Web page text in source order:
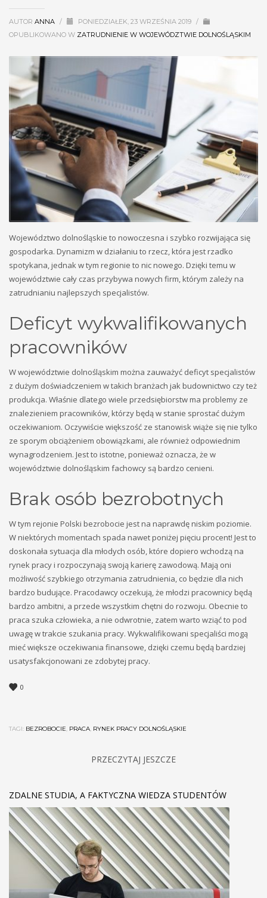
AUTOR ANNA / PONIEDZIAŁEK, 23 WRZEŚNIA 2019 /
OPUBLIKOWANO W ZATRUDNIENIE W WOJEWÓDZTWIE DOLNOŚLĄSKIM
Województwo dolnośląskie to nowoczesna i szybko rozwijająca się
gospodarka. Dynamizm w działaniu to rzecz, która jest rzadko
spotykana, jednak w tym regionie to nic nowego. Dzięki temu w
województwie cały czas przybywa nowych firm, którym zależy na
zatrudnianiu najlepszych specjalistów.
Deficyt wykwalifikowanych
pracowników
W województwie dolnośląskim można zauważyć deficyt specjalistów
z dużym doświadczeniem w takich branżach jak budownictwo czy też
produkcja. Właśnie dlatego wiele przedsiębiorstw ma problemy ze
znalezieniem pracowników, którzy będą w stanie sprostać dużym
oczekiwaniom. Oczywiście większość ze stanowisk wiąże się nie tylko
ze sporym obciążeniem obowiązkami, ale również odpowiednim
wynagrodzeniem. Jest to istotne, ponieważ oznacza, że w
województwie dolnośląskim fachowcy są bardzo cenieni.
Brak osób bezrobotnych
W tym rejonie Polski bezrobocie jest na naprawdę niskim poziomie.
W niektórych momentach spada nawet poniżej pięciu procent! Jest to
doskonała sytuacja dla młodych osób, które dopiero wchodzą na
rynek pracy i rozpoczynają swoją karierę zawodową. Mają oni
możliwość szybkiego otrzymania zatrudnienia, co będzie dla nich
bardzo budujące. Pracodawcy oczekują, że młodzi pracownicy będą
bardzo ambitni, a przede wszystkim chętni do rozwoju. Obecnie to
praca szuka człowieka, a nie odwrotnie, zatem warto wziąć to pod
uwagę w trakcie szukania pracy. Wykwalifikowani specjaliści mogą
mieć większe oczekiwania finansowe, dzięki czemu będą bardziej
usatysfakcjonowani ze zdobytej pracy.
0
TAGI: BEZROBOCIE, PRACA, RYNEK PRACY DOLNOŚLĄSKIE
PRZECZYTAJ JESZCZE
ZDALNE STUDIA, A FAKTYCZNA WIEDZA STUDENTÓW